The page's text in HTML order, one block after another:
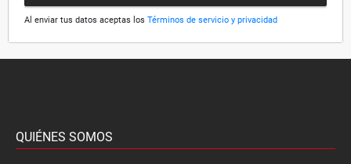
Al enviar tus datos aceptas los Términos de servicio y privacidad
QUIÉNES SOMOS